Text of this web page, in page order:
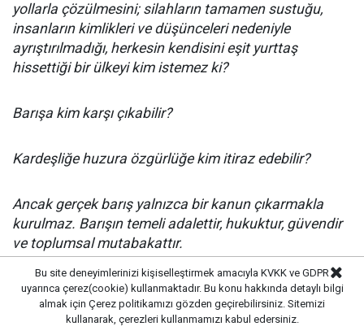
yollarla çözülmesini; silahların tamamen sustuğu,
insanların kimlikleri ve düşünceleri nedeniyle
ayrıştırılmadığı, herkesin kendisini eşit yurttaş
hissettiği bir ülkeyi kim istemez ki?
Barışa kim karşı çıkabilir?
Kardeşliğe huzura özgürlüğe kim itiraz edebilir?
Ancak gerçek barış yalnızca bir kanun çıkarmakla
kurulmaz. Barışın temeli adalettir, hukuktur, güvendir
ve toplumsal mutabakattır.
Bugün Türkiye’nin en büyük meselesi, vatandaşın
devlete ve adalete duyduğu güvenin ağır biçimde
zedelenmiş olmasıdır.
Bu site deneyimlerinizi kişiselleştirmek amacıyla KVKK ve GDPR
uyarınca çerez(cookie) kullanmaktadır. Bu konu hakkında detaylı bilgi
almak için Çerez politikamızı gözden geçirebilirsiniz. Sitemizi
kullanarak, çerezleri kullanmamızı kabul edersiniz.